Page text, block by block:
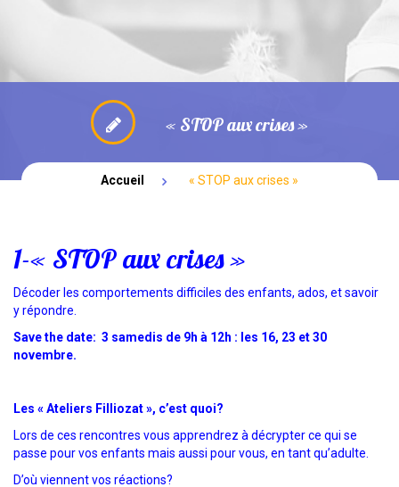
SPECTACLES
« STOP aux crises »
Accueil « STOP aux crises »
1-« STOP aux crises »
Décoder les comportements difficiles des enfants, ados, et savoir
y répondre.
Save the date: 3 samedis de 9h à 12h : les 16, 23 et 30
novembre.
Les « Ateliers Filliozat », c’est quoi?
Lors de ces rencontres vous apprendrez à décrypter ce qui se
passe pour vos enfants mais aussi pour vous, en tant qu’adulte.
D’où viennent vos réactions?